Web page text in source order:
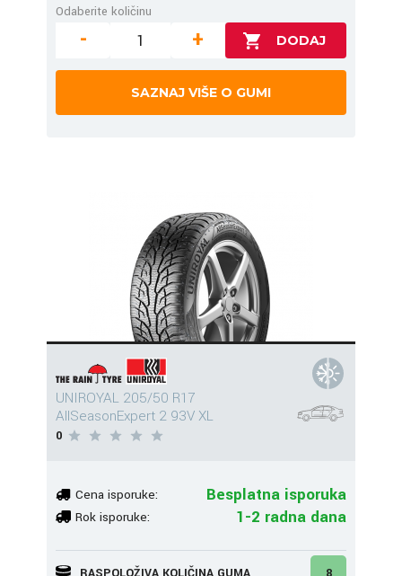
Odaberite količinu
- +
SAZNAJ VIŠE O GUMI
UNIROYAL 205/50 R17
AllSeasonExpert 2 93V XL
0
Cena isporuke: Besplatna isporuka
Rok isporuke: 1-2 radna dana